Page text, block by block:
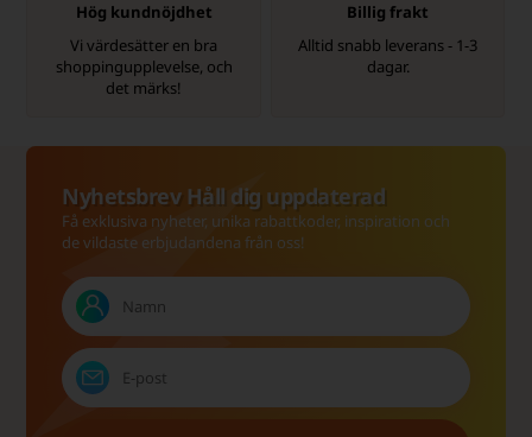
Hög kundnöjdhet
Vi värdesätter en bra
shoppingupplevelse, och
det märks!
Billig frakt
Alltid snabb leverans - 1-3
dagar.
Nyhetsbrev Håll dig uppdaterad
Få exklusiva nyheter, unika rabattkoder, inspiration och
de vildaste erbjudandena från oss!